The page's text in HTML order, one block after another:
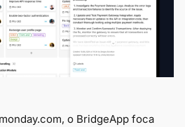
o BridgeApp foca